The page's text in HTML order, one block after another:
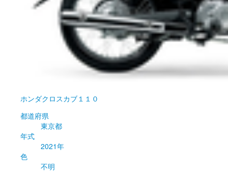
ホンダクロスカブ１１０
都道府県
東京都
年式
2021年
色
不明